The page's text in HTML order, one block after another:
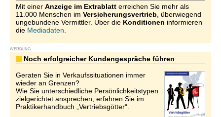
Mit einer Anzeige im Extrablatt erreichen Sie mehr als
11.000 Menschen im Versicherungsvertrieb , überwiegend
ungebundene Vermittler. Über die Konditionen informieren
die Mediadaten
WERBUNG
Noch erfolgreicher Kundengespräche führen
Geraten Sie in Verkaufssituationen immer
wieder an Grenzen?
Wie Sie unterschiedliche Persönlichkeitstypen
zielgerichtet ansprechen, erfahren Sie im
Praktikerhandbuch „Vertriebsgötter“.